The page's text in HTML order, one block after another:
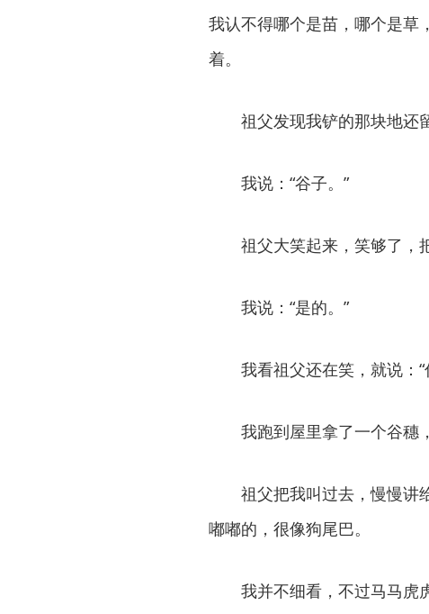
我认不得哪个是苗，哪个是草
着。
祖父发现我铲的那块地还
我说：“谷子。”
祖父大笑起来，笑够了，
我说：“是的。”
我看祖父还在笑，就说：
我跑到屋里拿了一个谷穗
祖父把我叫过去，慢慢讲
嘟嘟的，很像狗尾巴。
我并不细看，不过马马虎